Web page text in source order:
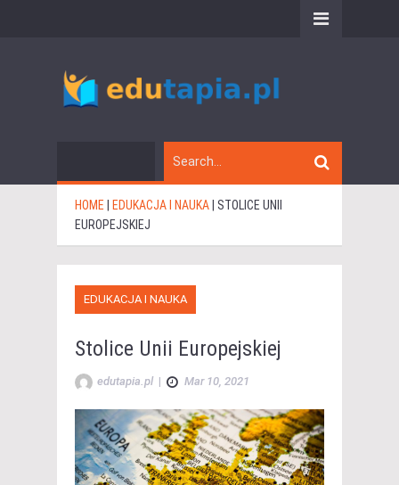
HOME EDUKACJA I NAUKA STOLICE UNII
EUROPEJSKIEJ
EDUKACJA I NAUKA
Stolice Unii Europejskiej
edutapia.pl | Mar 10, 2021